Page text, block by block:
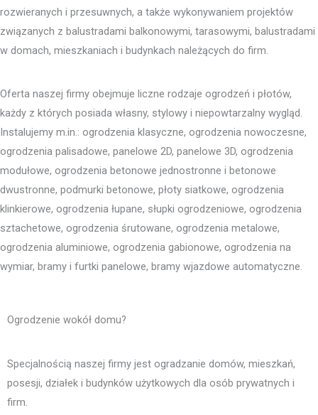
rozwieranych i przesuwnych, a także wykonywaniem projektów
związanych z balustradami balkonowymi, tarasowymi, balustradami
w domach, mieszkaniach i budynkach należących do firm.
Oferta naszej firmy obejmuje liczne rodzaje ogrodzeń i płotów,
każdy z których posiada własny, stylowy i niepowtarzalny wygląd.
Instalujemy m.in.: ogrodzenia klasyczne, ogrodzenia nowoczesne,
ogrodzenia palisadowe, panelowe 2D, panelowe 3D, ogrodzenia
modułowe, ogrodzenia betonowe jednostronne i betonowe
dwustronne, podmurki betonowe, płoty siatkowe, ogrodzenia
klinkierowe, ogrodzenia łupane, słupki ogrodzeniowe, ogrodzenia
sztachetowe, ogrodzenia śrutowane, ogrodzenia metalowe,
ogrodzenia aluminiowe, ogrodzenia gabionowe, ogrodzenia na
wymiar, bramy i furtki panelowe, bramy wjazdowe automatyczne.
Ogrodzenie wokół domu?
Specjalnością naszej firmy jest ogradzanie domów, mieszkań,
posesji, działek i budynków użytkowych dla osób prywatnych i
firm.